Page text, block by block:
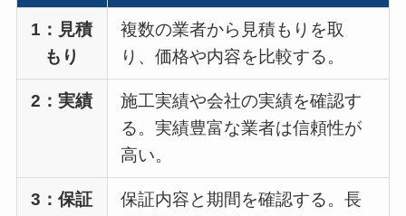
1：見積
もり
複数の業者から見積もりを取
り、価格や内容を比較する。
2：実績
施工実績や会社の実績を確認す
る。実績豊富な業者は信頼性が
高い。
3：保証
保証内容と期間を確認する。長